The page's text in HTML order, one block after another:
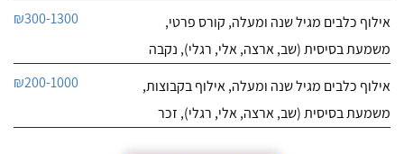
אילוף כלבים מגיל שנה ומעלה, קורס פרטי,
משמעת בסיסית (שב, ארצה, אלי, רגלי), נקבה
₪300-1300
אילוף כלבים מגיל שנה ומעלה, אילוף בקבוצות,
משמעת בסיסית (שב, ארצה, אלי, רגלי), זכר
₪200-1000